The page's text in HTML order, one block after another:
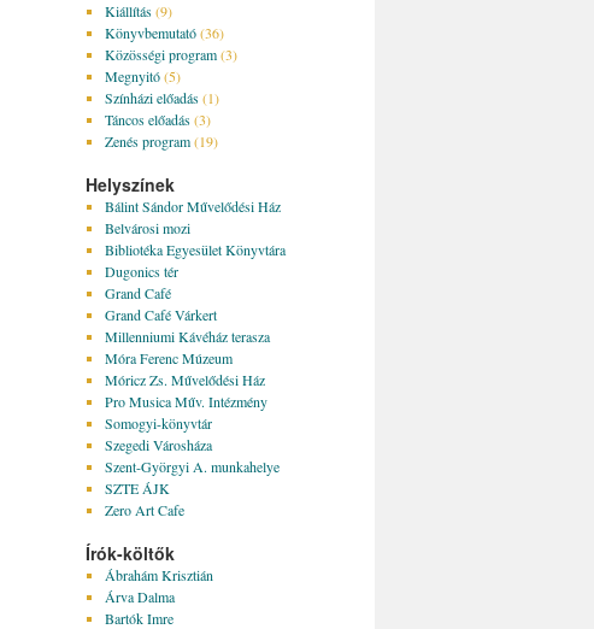
Kiállítás(9)
Könyvbemutató(36)
Közösségi program(3)
Megnyitó(5)
Színházi előadás(1)
Táncos előadás(3)
Zenés program(19)
Helyszínek
Bálint Sándor Művelődési Ház
Belvárosi mozi
Bibliotéka Egyesület Könyvtára
Dugonics tér
Grand Café
Grand Café Várkert
Millenniumi Kávéház terasza
Móra Ferenc Múzeum
Móricz Zs. Művelődési Ház
Pro Musica Műv. Intézmény
Somogyi-könyvtár
Szegedi Városháza
Szent-Györgyi A. munkahelye
SZTE ÁJK
Zero Art Cafe
Írók-költők
Ábrahám Krisztián
Árva Dalma
Bartók Imre